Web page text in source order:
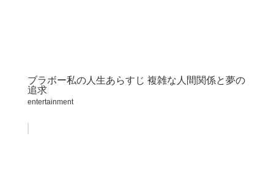
ブラボー私の人生あらすじ 複雑な人間関係と夢の
追求
entertainment